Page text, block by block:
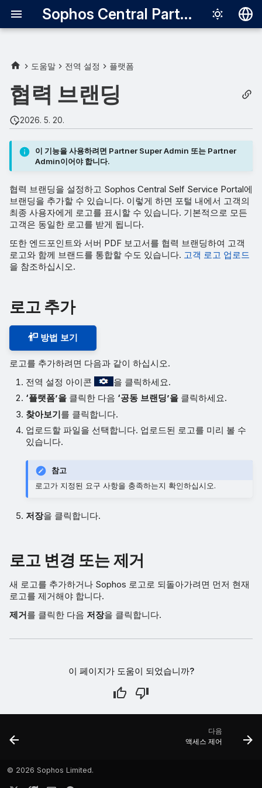
Sophos Central Partner
Italiano
日本語
Português
中文（繁體）
로고 변경 또는 제거
도움말 전역 설정 플랫폼
협력 브랜딩
2026. 5. 20.
이 기능을 사용하려면 Partner Super Admin 또는 Partner
Admin이어야 합니다.
협력 브랜딩을 설정하고 Sophos Central Self Service Portal에
브랜딩을 추가할 수 있습니다. 이렇게 하면 포털 내에서 고객의
최종 사용자에게 로고를 표시할 수 있습니다. 기본적으로 모든
고객은 동일한 로고를 받게 됩니다.
또한 엔드포인트와 서버 PDF 보고서를 협력 브랜딩하여 고객
로고와 함께 브랜드를 통합할 수도 있습니다. 고객 로고 업로드
을 참조하십시오.
로고 추가
방법 보기
로고를 추가하려면 다음과 같이 하십시오.
전역 설정 아이콘
을 클릭하세요.
‘플랫폼’을 클릭한 다음 ‘공동 브랜딩’을 클릭하세요.
찾아보기를 클릭합니다.
업로드할 파일을 선택합니다. 업로드된 로고를 미리 볼 수
있습니다.
참고
로고가 지정된 요구 사항을 충족하는지 확인하십시오.
저장을 클릭합니다.
로고 변경 또는 제거
새 로고를 추가하거나 Sophos 로고로 되돌아가려면 먼저 현재
로고를 제거해야 합니다.
제거를 클릭한 다음 저장을 클릭합니다.
이 페이지가 도움이 되었습니까?
다음
액세스 제어
© 2026 Sophos Limited.